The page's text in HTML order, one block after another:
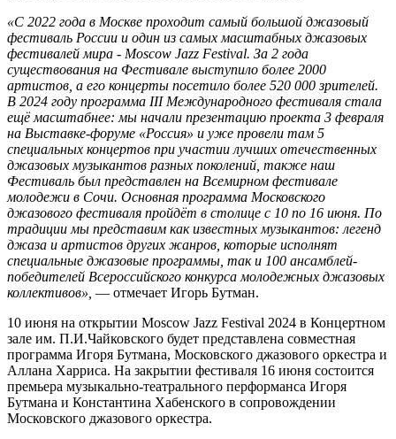
«С 2022 года в Москве проходит самый большой джазовый
фестиваль России и один из самых масштабных джазовых
фестивалей мира - Moscow Jazz Festival. За 2 года
существования на Фестивале выступило более 2000
артистов, а его концерты посетило более 520 000 зрителей.
В 2024 году программа III Международного фестиваля стала
ещё масштабнее: мы начали презентацию проекта 3 февраля
на Выставке-форуме «Россия» и уже провели там 5
специальных концертов при участии лучших отечественных
джазовых музыкантов разных поколений, также наш
Фестиваль был представлен на Всемирном фестивале
молодежи в Сочи. Основная программа Московского
джазового фестиваля пройдёт в столице с 10 по 16 июня. По
традиции мы представим как известных музыкантов: легенд
джаза и артистов других жанров, которые исполнят
специальные джазовые программы, так и 100 ансамблей-
победителей Всероссийского конкурса молодежных джазовых
коллективов», — отмечает Игорь Бутман.
10 июня на открытии Moscow Jazz Festival 2024 в Концертном
зале им. П.И.Чайковского будет представлена совместная
программа Игоря Бутмана, Московского джазового оркестра и
Аллана Харриса. На закрытии фестиваля 16 июня состоится
премьера музыкально-театрального перформанса Игоря
Бутмана и Константина Хабенского в сопровождении
Московского джазового оркестра.